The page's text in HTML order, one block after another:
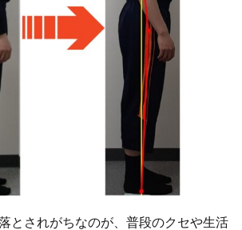
とされがちなのが、普段のクセや生活